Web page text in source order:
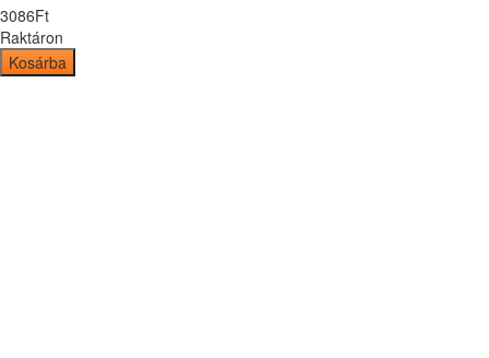
3086Ft
Raktáron
Kosárba